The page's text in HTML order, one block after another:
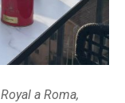
a Roma,